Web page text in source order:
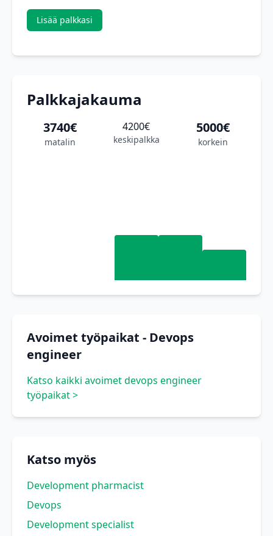
Lisää palkkasi
Palkkajakauma
3740€
matalin
4200€
keskipalkka
5000€
korkein
Avoimet työpaikat - Devops
engineer
Katso kaikki avoimet devops engineer
työpaikat >
Katso myös
Development pharmacist
Devops
Development specialist